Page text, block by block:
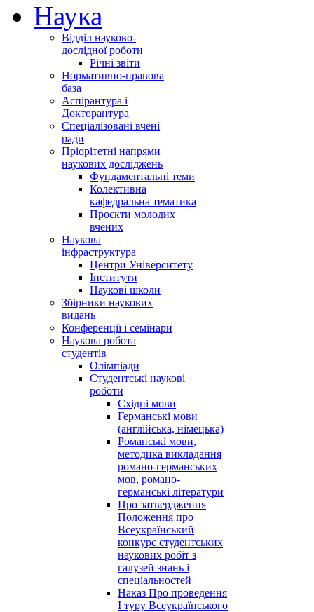
Наука
Відділ науково-
дослідної роботи
Річні звіти
Нормативно-правова
база
Аспірантура і
Докторантура
Спеціалізовані вчені
ради
Пріорітетні напрями
наукових досліджень
Фундаментальні теми
Колективна
кафедральна тематика
Проєкти молодих
вчених
Наукова
інфраструктура
Центри Університету
Інститути
Наукові школи
Збірники наукових
видань
Конференції і семінари
Наукова робота
студентів
Олімпіади
Студентські наукові
роботи
Східні мови
Германські мови
(англійська, німецька)
Романські мови,
методика викладання
романо-германських
мов, романо-
германські літератури
Про затвердження
Положення про
Всеукраїнський
конкурс студентських
наукових робіт з
галузей знань і
спеціальностей
Наказ Про проведення
І туру Всеукраїнського